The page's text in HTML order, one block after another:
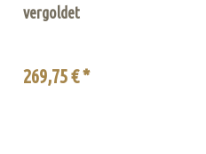
vergoldet
269,75 € *